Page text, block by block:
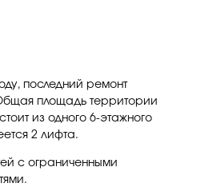
последний ремонт
площадь территории
из одного 6-этажного
2 лифта.
с ограниченными